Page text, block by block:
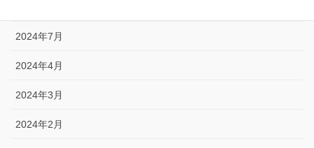
2024年7月
2024年4月
2024年3月
2024年2月